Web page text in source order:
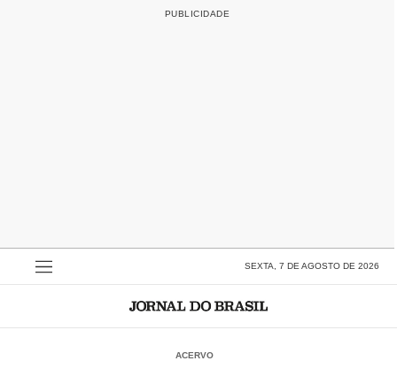
SEXTA, 7 DE AGOSTO DE 2026
ACERVO